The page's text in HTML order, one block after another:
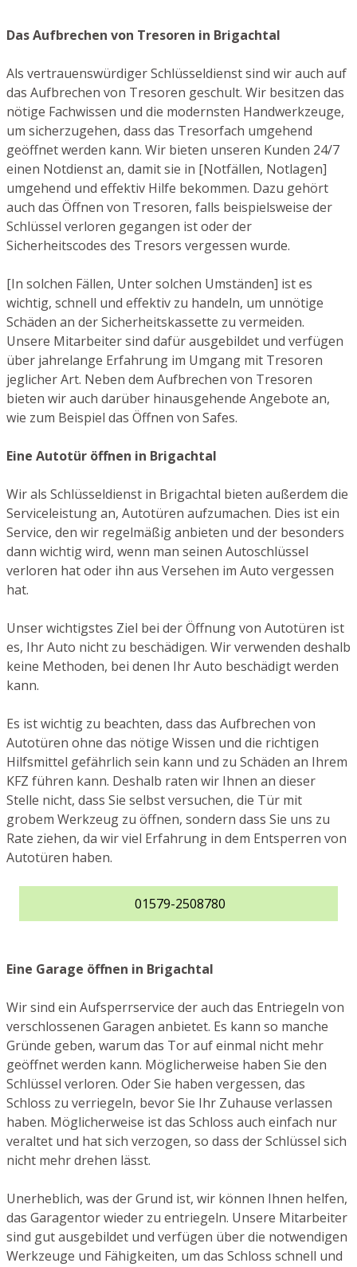
Das Aufbrechen von Tresoren in Brigachtal
Als vertrauenswürdiger Schlüsseldienst sind wir auch auf
das Aufbrechen von Tresoren geschult. Wir besitzen das
nötige Fachwissen und die modernsten Handwerkzeuge,
um sicherzugehen, dass das Tresorfach umgehend
geöffnet werden kann. Wir bieten unseren Kunden 24/7
einen Notdienst an, damit sie in [Notfällen, Notlagen]
umgehend und effektiv Hilfe bekommen. Dazu gehört
auch das Öffnen von Tresoren, falls beispielsweise der
Schlüssel verloren gegangen ist oder der
Sicherheitscodes des Tresors vergessen wurde.
[In solchen Fällen, Unter solchen Umständen] ist es
wichtig, schnell und effektiv zu handeln, um unnötige
Schäden an der Sicherheitskassette zu vermeiden.
Unsere Mitarbeiter sind dafür ausgebildet und verfügen
über jahrelange Erfahrung im Umgang mit Tresoren
jeglicher Art. Neben dem Aufbrechen von Tresoren
bieten wir auch darüber hinausgehende Angebote an,
wie zum Beispiel das Öffnen von Safes.
Eine Autotür öffnen in Brigachtal
Wir als Schlüsseldienst in Brigachtal bieten außerdem die
Serviceleistung an, Autotüren aufzumachen. Dies ist ein
Service, den wir regelmäßig anbieten und der besonders
dann wichtig wird, wenn man seinen Autoschlüssel
verloren hat oder ihn aus Versehen im Auto vergessen
hat.
Unser wichtigstes Ziel bei der Öffnung von Autotüren ist
es, Ihr Auto nicht zu beschädigen. Wir verwenden deshalb
keine Methoden, bei denen Ihr Auto beschädigt werden
kann.
Es ist wichtig zu beachten, dass das Aufbrechen von
Autotüren ohne das nötige Wissen und die richtigen
Hilfsmittel gefährlich sein kann und zu Schäden an Ihrem
KFZ führen kann. Deshalb raten wir Ihnen an dieser
Stelle nicht, dass Sie selbst versuchen, die Tür mit
grobem Werkzeug zu öffnen, sondern dass Sie uns zu
Rate ziehen, da wir viel Erfahrung in dem Entsperren von
Autotüren haben.
01579-2508780
Eine Garage öffnen in Brigachtal
Wir sind ein Aufsperrservice der auch das Entriegeln von
verschlossenen Garagen anbietet. Es kann so manche
Gründe geben, warum das Tor auf einmal nicht mehr
geöffnet werden kann. Möglicherweise haben Sie den
Schlüssel verloren. Oder Sie haben vergessen, das
Schloss zu verriegeln, bevor Sie Ihr Zuhause verlassen
haben. Möglicherweise ist das Schloss auch einfach nur
veraltet und hat sich verzogen, so dass der Schlüssel sich
nicht mehr drehen lässt.
Unerheblich, was der Grund ist, wir können Ihnen helfen,
das Garagentor wieder zu entriegeln. Unsere Mitarbeiter
sind gut ausgebildet und verfügen über die notwendigen
Werkzeuge und Fähigkeiten, um das Schloss schnell und